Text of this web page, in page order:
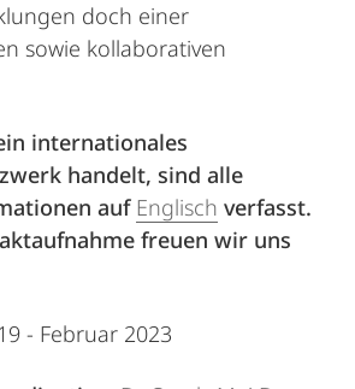
doch einer
sowie kollaborativen
internationales
handelt, sind alle
auf Englisch verfasst.
freuen wir uns
- Februar 2023